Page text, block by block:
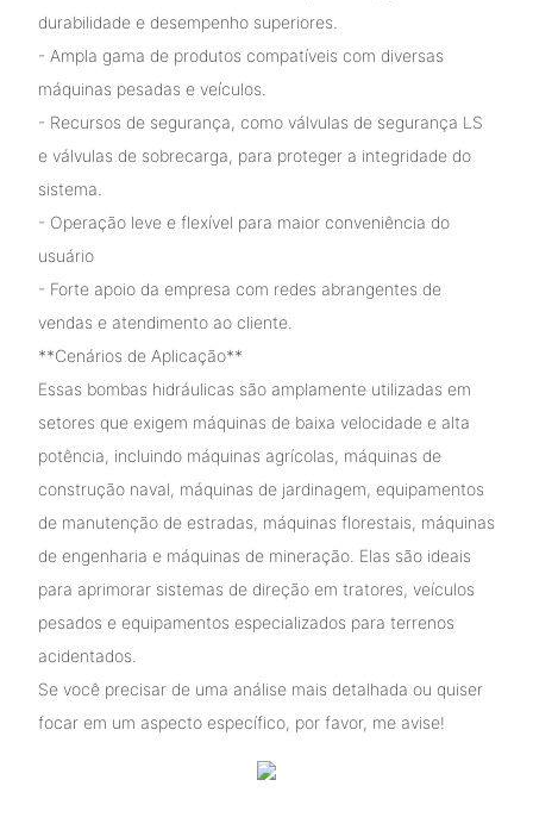
durabilidade e desempenho superiores.
- Ampla gama de produtos compatíveis com diversas
máquinas pesadas e veículos.
- Recursos de segurança, como válvulas de segurança LS
e válvulas de sobrecarga, para proteger a integridade do
sistema.
- Operação leve e flexível para maior conveniência do
usuário
- Forte apoio da empresa com redes abrangentes de
vendas e atendimento ao cliente.
**Cenários de Aplicação**
Essas bombas hidráulicas são amplamente utilizadas em
setores que exigem máquinas de baixa velocidade e alta
potência, incluindo máquinas agrícolas, máquinas de
construção naval, máquinas de jardinagem, equipamentos
de manutenção de estradas, máquinas florestais, máquinas
de engenharia e máquinas de mineração. Elas são ideais
para aprimorar sistemas de direção em tratores, veículos
pesados ​​e equipamentos especializados para terrenos
acidentados.
Se você precisar de uma análise mais detalhada ou quiser
focar em um aspecto específico, por favor, me avise!